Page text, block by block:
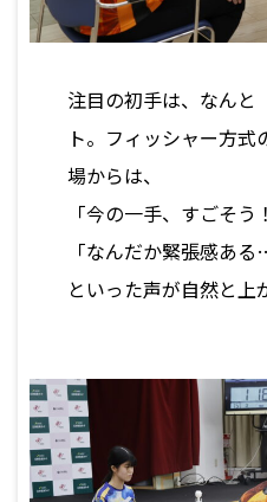
注目の初手は、なんと
ト。フィッシャー方
場からは、
「今の一手、すごそう
「なんだか緊張感ある
といった声が自然と上